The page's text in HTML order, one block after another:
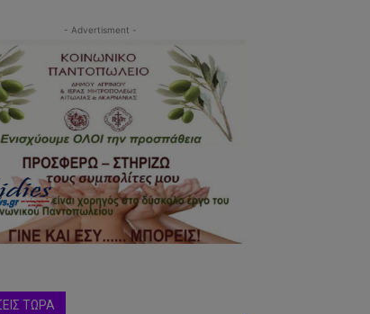
- Advertisment -
ΤΩΡΑ